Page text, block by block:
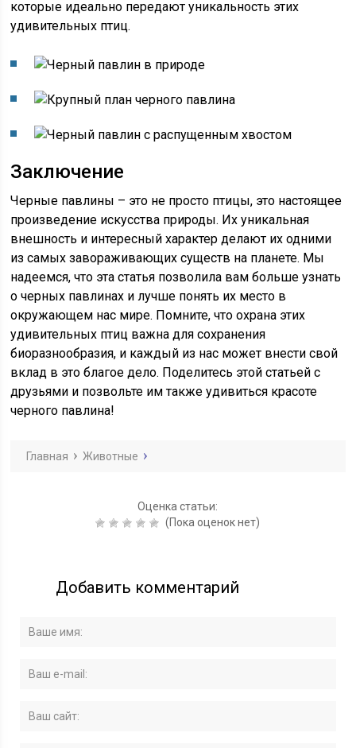
которые идеально передают уникальность этих
удивительных птиц.
Заключение
Черные павлины – это не просто птицы, это настоящее
произведение искусства природы. Их уникальная
внешность и интересный характер делают их одними
из самых завораживающих существ на планете. Мы
надеемся, что эта статья позволила вам больше узнать
о черных павлинах и лучше понять их место в
окружающем нас мире. Помните, что охрана этих
удивительных птиц важна для сохранения
биоразнообразия, и каждый из нас может внести свой
вклад в это благое дело. Поделитесь этой статьей с
друзьями и позвольте им также удивиться красоте
черного павлина!
Главная Животные
Оценка статьи:
(Пока оценок нет)
Добавить комментарий